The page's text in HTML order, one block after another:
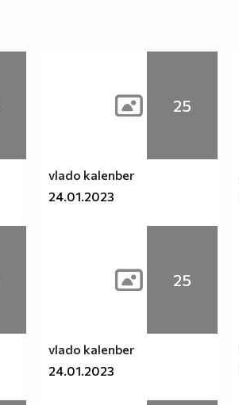
25
vlado kalenber
24.01.2023
25
vlado kalenber
24.01.2023